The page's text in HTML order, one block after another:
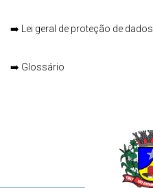
➡️ Lei geral de proteção de dados
➡️ Glossário